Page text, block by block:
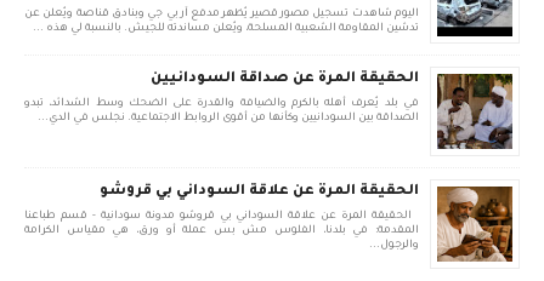
اليوم شاهدت تسجيل مصور قصير يُظهر مدفع آر بي جي وبنادق قناصة ويُعلن عن
تدشين المقاومة الشعبية المسلحة، ويُعلن مساندته للجيش. بالنسبة لي هذه ...
الحقيقة المرة عن صداقة السودانيين
في بلد يُعرف أهله بالكرم والضيافة والقدرة على الضحك وسط الشدائد، تبدو
الصداقة بين السودانيين وكأنها من أقوى الروابط الاجتماعية. نجلس في الدي...
الحقيقة المرة عن علاقة السوداني بي قروشو
الحقيقة المرة عن علاقة السوداني بي قروشو مدونة سودانية - قسم طباعنا
المقدمة: في بلدنا، الفلوس مش بس عملة أو ورق، هي مقياس الكرامة
والرجول...